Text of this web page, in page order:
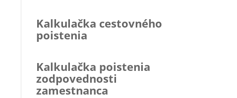
Kalkulačka cestovného
poistenia
Kalkulačka poistenia
zodpovednosti
zamestnanca